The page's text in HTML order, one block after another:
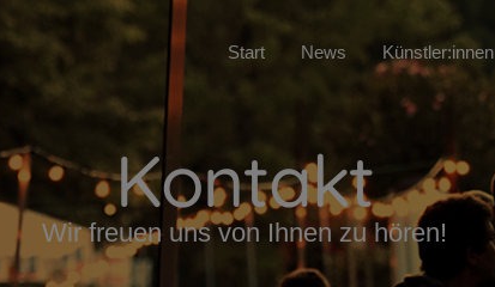
Start News Künstler:innen
Kontakt
Wir freuen uns von Ihnen zu hören!